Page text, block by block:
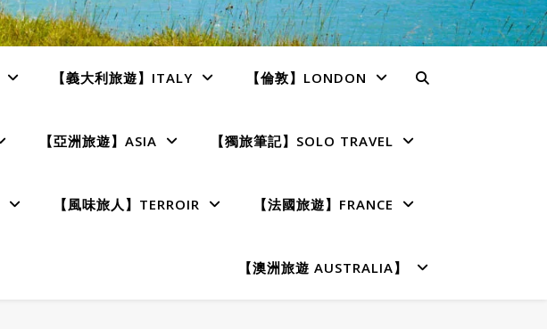
【義大利旅遊】ITALY 【倫敦】LONDON
【亞洲旅遊】ASIA 【獨旅筆記】SOLO TRAVEL
【風味旅人】TERROIR 【法國旅遊】FRANCE
【澳洲旅遊 AUSTRALIA】